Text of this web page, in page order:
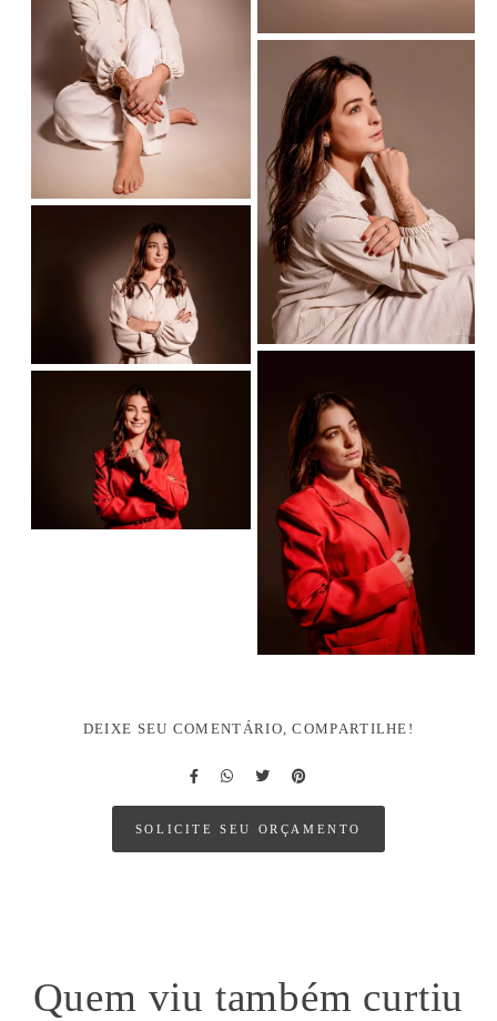
DEIXE SEU COMENTÁRIO, COMPARTILHE!
SOLICITE SEU ORÇAMENTO
Quem viu também curtiu